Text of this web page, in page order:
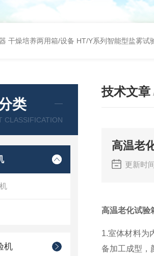
干燥培养两用箱/设备 HT/Y系列智能型盐雾试
类
CLASSIFICATION
机
技术文章
高温老
更新时
高温老化试验
1.室体材料为
备加工成型，